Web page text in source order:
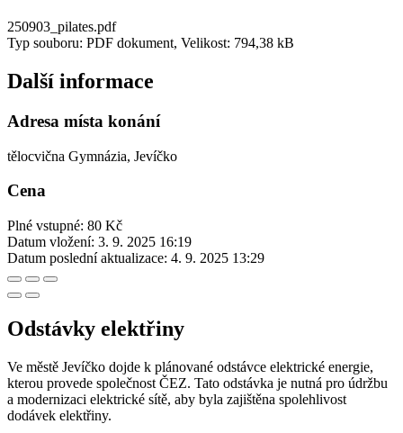
250903_pilates.pdf
Typ souboru: PDF dokument, Velikost: 794,38 kB
Další informace
Adresa místa konání
tělocvična Gymnázia, Jevíčko
Cena
Plné vstupné: 80 Kč
Datum vložení: 3. 9. 2025 16:19
Datum poslední aktualizace: 4. 9. 2025 13:29
Odstávky elektřiny
Ve městě Jevíčko dojde k plánované odstávce elektrické energie,
kterou provede společnost ČEZ. Tato odstávka je nutná pro údržbu
a modernizaci elektrické sítě, aby byla zajištěna spolehlivost
dodávek elektřiny.